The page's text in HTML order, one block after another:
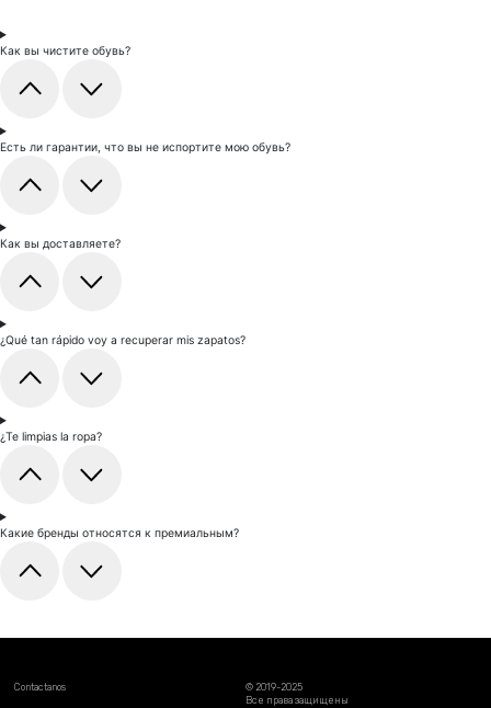
Как вы чистите обувь?
Есть ли гарантии, что вы не испортите мою обувь?
Как вы доставляете?
¿Qué tan rápido voy a recuperar mis zapatos?
¿Te limpias la ropa?
Какие бренды относятся к премиальным?
Contactanos
© 2019-2025
Все права защищены